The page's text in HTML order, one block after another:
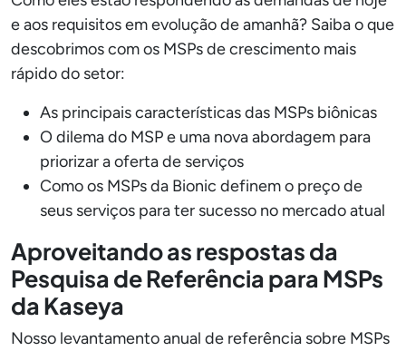
e aos requisitos em evolução de amanhã? Saiba o que
descobrimos com os MSPs de crescimento mais
rápido do setor:
As principais características das MSPs biônicas
O dilema do MSP e uma nova abordagem para
priorizar a oferta de serviços
Como os MSPs da Bionic definem o preço de
seus serviços para ter sucesso no mercado atual
Aproveitando as respostas da
Pesquisa de Referência para MSPs
da Kaseya
Nosso levantamento anual de referência sobre MSPs